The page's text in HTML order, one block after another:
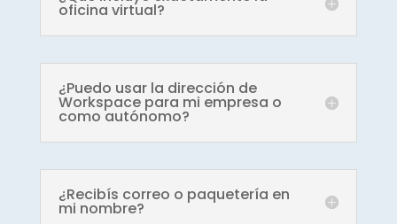
oficina virtual?
¿Puedo usar la dirección de
Workspace para mi empresa o
como autónomo?
¿Recibís correo o paquetería en
mi nombre?